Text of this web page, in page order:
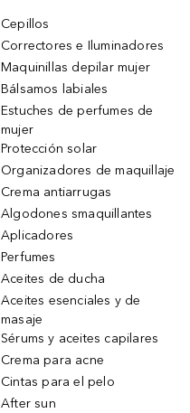
Cepillos
Correctores e Iluminadores
Maquinillas depilar mujer
Bálsamos labiales
Estuches de perfumes de
mujer
Protección solar
Organizadores de maquillaje
Crema antiarrugas
Algodones smaquillantes
Aplicadores
Perfumes
Aceites de ducha
Aceites esenciales y de
masaje
Sérums y aceites capilares
Crema para acne
Cintas para el pelo
After sun